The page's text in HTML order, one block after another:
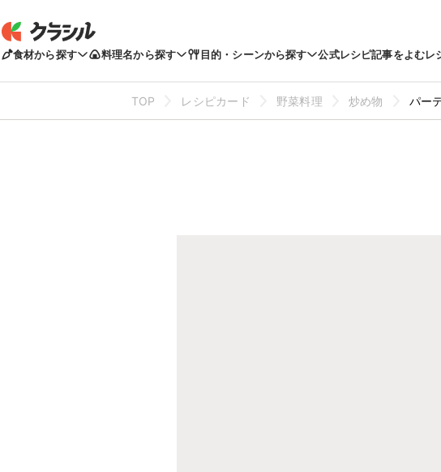
食材から探す 料理名から探す 目的・シーンから探す 公式レシピ記事をよむレ
TOP レシピカード 野菜料理 炒め物 パー